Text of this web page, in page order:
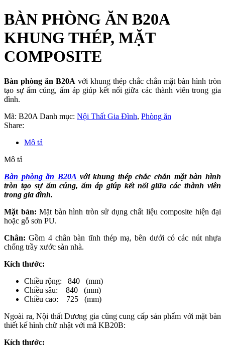
BÀN PHÒNG ĂN B20A
KHUNG THÉP, MẶT
COMPOSITE
Bàn phòng ăn B20A với khung thép chắc chắn mặt bàn hình tròn
tạo sự ấm cúng, ấm áp giúp kết nối giữa các thành viên trong gia
đình.
Mã: B20A Danh mục: Nội Thất Gia Đình, Phòng ăn
Share:
Mô tả
Mô tả
Bàn phòng ăn B20A với khung thép chắc chắn mặt bàn hình
tròn tạo sự ấm cúng, ấm áp giúp kết nối giữa các thành viên
trong gia đình.
Mặt bàn: Mặt bàn hình tròn sử dụng chất liệu composite hiện đại
hoặc gỗ sơn PU.
Chân: Gồm 4 chân bàn tĩnh thép mạ, bên dưới có các nút nhựa
chống trầy xước sàn nhà.
Kích thước:
Chiều rộng: 840 (mm)
Chiều sâu: 840 (mm)
Chiều cao: 725 (mm)
Ngoài ra, Nội thất Dương gia cũng cung cấp sản phẩm với mặt bàn
thiết kế hình chữ nhật với mã KB20B:
Kích thước: